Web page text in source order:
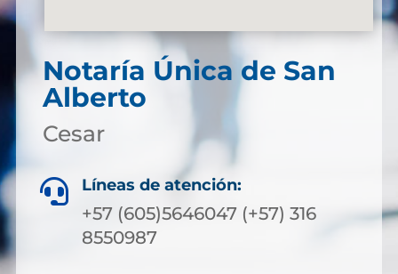
Notaría Única de San
Alberto
Cesar
 Líneas de atención:
+57 (605)5646047 (+57) 316
8550987